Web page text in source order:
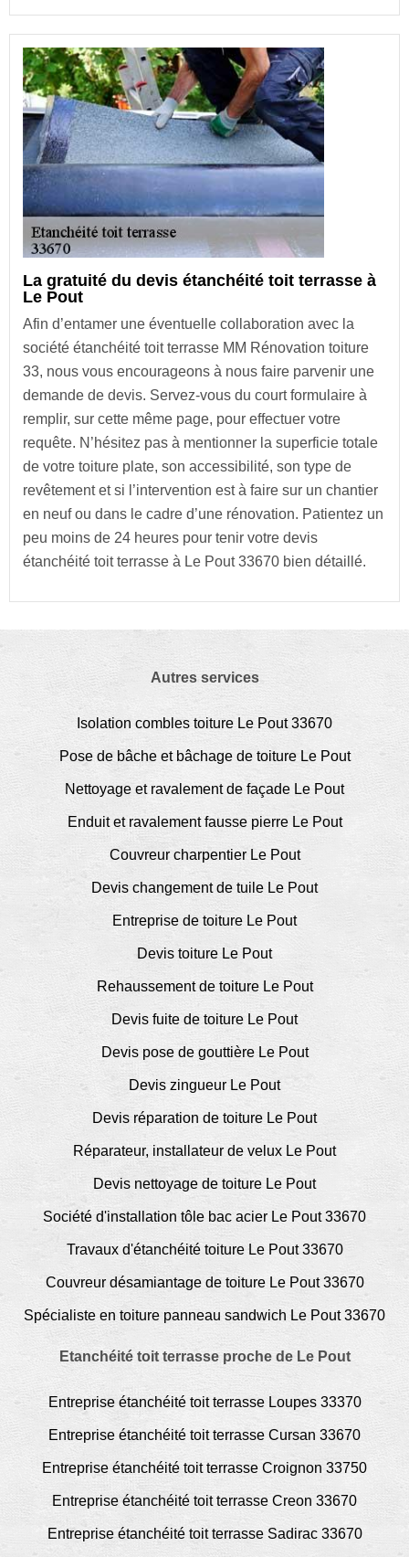
La gratuité du devis étanchéité toit terrasse à
Le Pout
Afin d’entamer une éventuelle collaboration avec la
société étanchéité toit terrasse MM Rénovation toiture
33, nous vous encourageons à nous faire parvenir une
demande de devis. Servez-vous du court formulaire à
remplir, sur cette même page, pour effectuer votre
requête. N’hésitez pas à mentionner la superficie totale
de votre toiture plate, son accessibilité, son type de
revêtement et si l’intervention est à faire sur un chantier
en neuf ou dans le cadre d’une rénovation. Patientez un
peu moins de 24 heures pour tenir votre devis
étanchéité toit terrasse à Le Pout 33670 bien détaillé.
Autres services
Isolation combles toiture Le Pout 33670
Pose de bâche et bâchage de toiture Le Pout
Nettoyage et ravalement de façade Le Pout
Enduit et ravalement fausse pierre Le Pout
Couvreur charpentier Le Pout
Devis changement de tuile Le Pout
Entreprise de toiture Le Pout
Devis toiture Le Pout
Rehaussement de toiture Le Pout
Devis fuite de toiture Le Pout
Devis pose de gouttière Le Pout
Devis zingueur Le Pout
Devis réparation de toiture Le Pout
Réparateur, installateur de velux Le Pout
Devis nettoyage de toiture Le Pout
Société d'installation tôle bac acier Le Pout 33670
Travaux d'étanchéité toiture Le Pout 33670
Couvreur désamiantage de toiture Le Pout 33670
Spécialiste en toiture panneau sandwich Le Pout 33670
Etanchéité toit terrasse proche de Le Pout
Entreprise étanchéité toit terrasse Loupes 33370
Entreprise étanchéité toit terrasse Cursan 33670
Entreprise étanchéité toit terrasse Croignon 33750
Entreprise étanchéité toit terrasse Creon 33670
Entreprise étanchéité toit terrasse Sadirac 33670